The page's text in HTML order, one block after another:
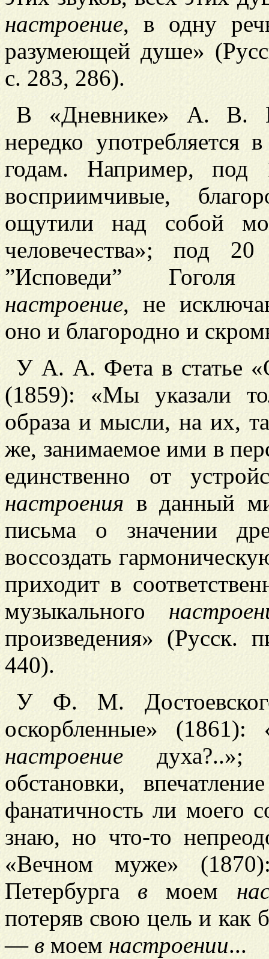
настроение, в одну
разумеющей душе»
с. 283, 286).
В «Дневнике» А. В.
нередко употребляется
годам. Например,
восприимчивые,
ощутили над собой
человечества»; под
”Исповеди” Гоголя
настроение, не
оно и благородно и
У А. А. Фета в статье
(1859): «Мы указали
образа и мысли, на их,
же, занимаемое ими в
единственно от
настроения в данный
письма о значении
воссоздать
приходит в
музыкального
произведения»
440).
У Ф. М.
оскорбленные» (1861):
настроение духа?..»;
обстановки,
фанатичность ли моего
знаю, но что-то
«Вечном муже»
Петербурга в моем
потеряв свою цель и как
— в моем настроении...